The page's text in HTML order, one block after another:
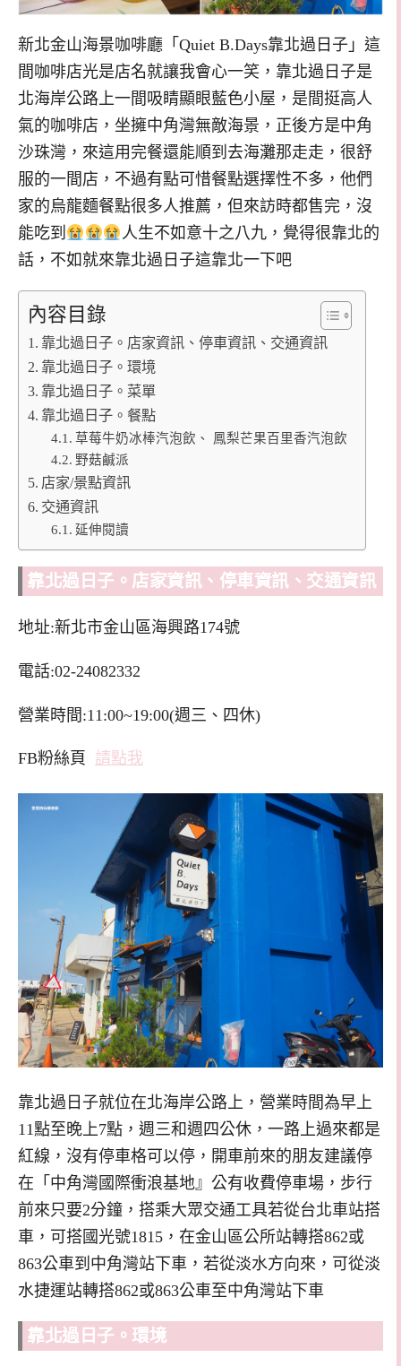
新北金山海景咖啡廳「Quiet B.Days靠北過日子」這
間咖啡店光是店名就讓我會心一笑，靠北過日子是
北海岸公路上一間吸睛顯眼藍色小屋，是間挺高人
氣的咖啡店，坐擁中角灣無敵海景，正後方是中角
沙珠灣，來這用完餐還能順到去海灘那走走，很舒
服的一間店，不過有點可惜餐點選擇性不多，他們
家的烏龍麵餐點很多人推薦，但來訪時都售完，沒
能吃到
人生不如意十之八九，覺得很靠北的
話，不如就來靠北過日子這靠北一下吧
內容目錄
靠北過日子。店家資訊、停車資訊、交通資訊
靠北過日子。環境
靠北過日子。菜單
靠北過日子。餐點
草莓牛奶冰棒汽泡飲、 鳳梨芒果百里香汽泡飲
野菇鹹派
店家/景點資訊
交通資訊
延伸閱讀
靠北過日子。店家資訊、停車資訊、交通資訊
地址:新北市金山區海興路174號
電話:02-24082332
營業時間:11:00~19:00(週三、四休)
FB粉絲頁 請點我
靠北過日子就位在北海岸公路上，營業時間為早上
11點至晚上7點，週三和週四公休，一路上過來都是
紅線，沒有停車格可以停，開車前來的朋友建議停
在「中角灣國際衝浪基地』公有收費停車場，步行
前來只要2分鐘，搭乘大眾交通工具若從台北車站搭
車，可搭國光號1815，在金山區公所站轉搭862或
863公車到中角灣站下車，若從淡水方向來，可從淡
水捷運站轉搭862或863公車至中角灣站下車
靠北過日子。環境